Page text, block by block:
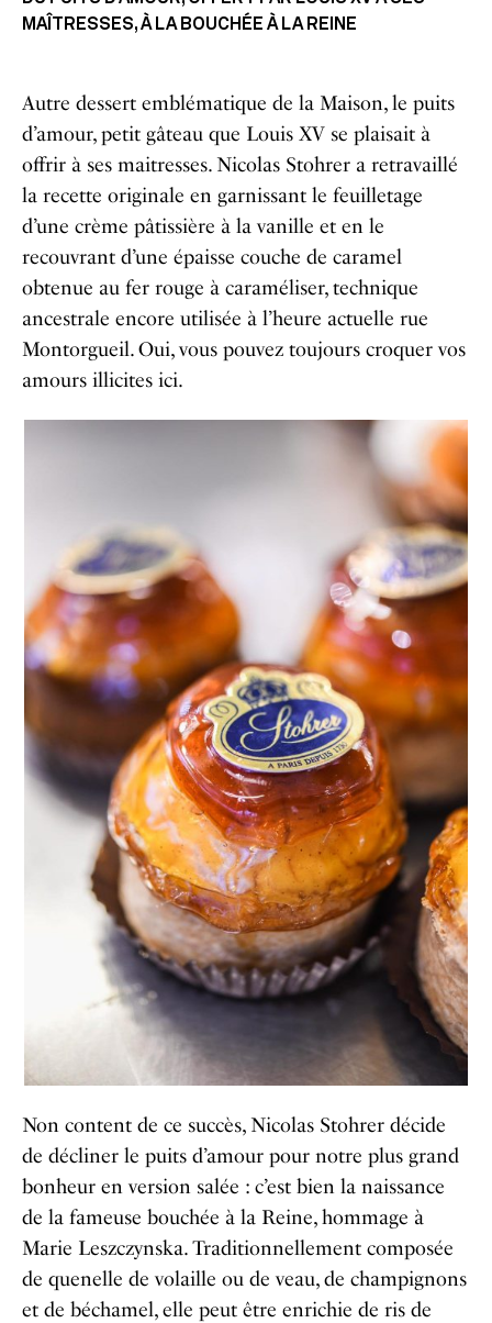
MAÎTRESSES, À LA BOUCHÉE À LA REINE
Autre dessert emblématique de la Maison, le puits
d’amour, petit gâteau que Louis XV se plaisait à
offrir à ses maitresses. Nicolas Stohrer a retravaillé
la recette originale en garnissant le feuilletage
d’une crème pâtissière à la vanille et en le
recouvrant d’une épaisse couche de caramel
obtenue au fer rouge à caraméliser, technique
ancestrale encore utilisée à l’heure actuelle rue
Montorgueil. Oui, vous pouvez toujours croquer vos
amours illicites ici.
Non content de ce succès, Nicolas Stohrer décide
de décliner le puits d’amour pour notre plus grand
bonheur en version salée : c’est bien la naissance
de la fameuse bouchée à la Reine, hommage à
Marie Leszczynska. Traditionnellement composée
de quenelle de volaille ou de veau, de champignons
et de béchamel, elle peut être enrichie de ris de